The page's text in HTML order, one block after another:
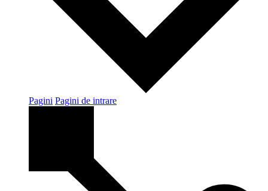
Pagini Pagini de intrare